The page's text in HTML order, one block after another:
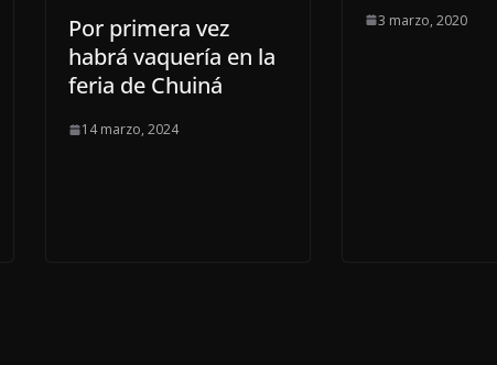
Por primera vez
habrá vaquería en la
feria de Chuiná
14 marzo, 2024
3 marzo, 2020